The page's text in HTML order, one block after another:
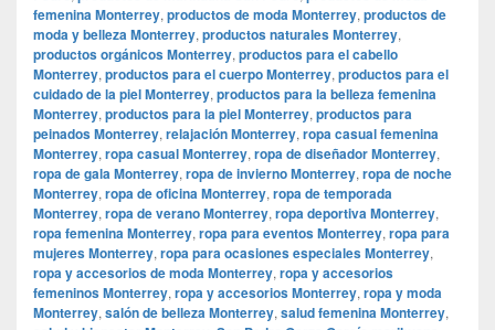
femenina Monterrey, productos de moda Monterrey, productos de
moda y belleza Monterrey, productos naturales Monterrey,
productos orgánicos Monterrey, productos para el cabello
Monterrey, productos para el cuerpo Monterrey, productos para el
cuidado de la piel Monterrey, productos para la belleza femenina
Monterrey, productos para la piel Monterrey, productos para
peinados Monterrey, relajación Monterrey, ropa casual femenina
Monterrey, ropa casual Monterrey, ropa de diseñador Monterrey,
ropa de gala Monterrey, ropa de invierno Monterrey, ropa de noche
Monterrey, ropa de oficina Monterrey, ropa de temporada
Monterrey, ropa de verano Monterrey, ropa deportiva Monterrey,
ropa femenina Monterrey, ropa para eventos Monterrey, ropa para
mujeres Monterrey, ropa para ocasiones especiales Monterrey,
ropa y accesorios de moda Monterrey, ropa y accesorios
femeninos Monterrey, ropa y accesorios Monterrey, ropa y moda
Monterrey, salón de belleza Monterrey, salud femenina Monterrey,